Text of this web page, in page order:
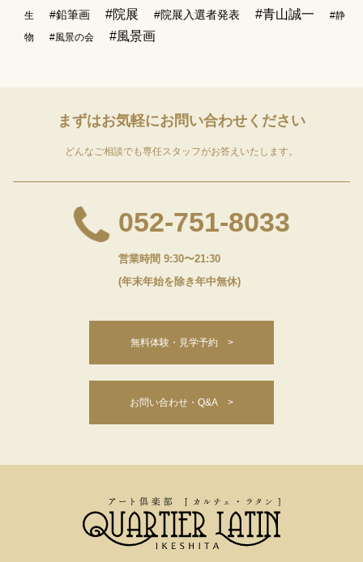
生
#鉛筆画 #院展 #院展入選者発表 #青山誠一
#静
物
#風景の会 #風景画
まずはお気軽にお問い合わせください
どんなご相談でも専任スタッフがお答えいたします。
052-751-8033
営業時間 9:30〜21:30
(年末年始を除き年中無休)
無料体験・見学予約 >
お問い合わせ・Q&A >